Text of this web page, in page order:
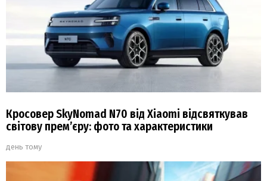
Кросовер SkyNomad N70 від Xiaomi відсвяткував
світову прем’єру: фото та характеристики
день тому